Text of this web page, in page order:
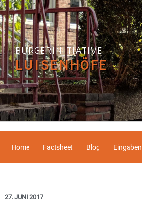
BÜRGERINITIATIVE
LUISENHÖFE
Home Factsheet Blog Eingaben
27. JUNI 2017